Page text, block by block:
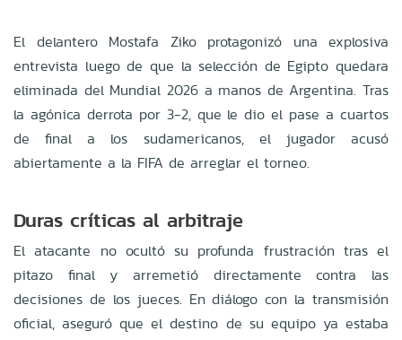
El delantero Mostafa Ziko protagonizó una explosiva
entrevista luego de que la selección de Egipto quedara
eliminada del Mundial 2026 a manos de Argentina. Tras
la agónica derrota por 3-2, que le dio el pase a cuartos
de final a los sudamericanos, el jugador acusó
abiertamente a la FIFA de arreglar el torneo.
Duras críticas al arbitraje
El atacante no ocultó su profunda frustración tras el
pitazo final y arremetió directamente contra las
decisiones de los jueces. En diálogo con la transmisión
oficial, aseguró que el destino de su equipo ya estaba